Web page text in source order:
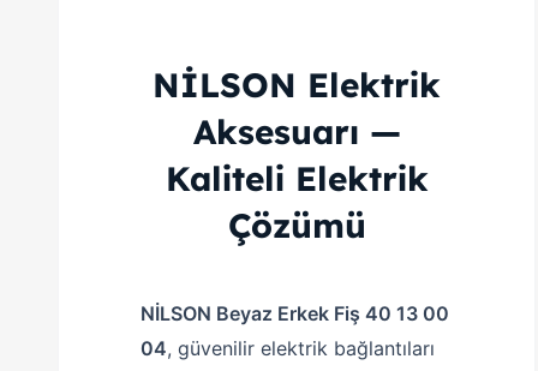
NİLSON Elektrik
Aksesuarı —
Kaliteli Elektrik
Çözümü
NİLSON Beyaz Erkek Fiş 40 13 00
04, güvenilir elektrik bağlantıları